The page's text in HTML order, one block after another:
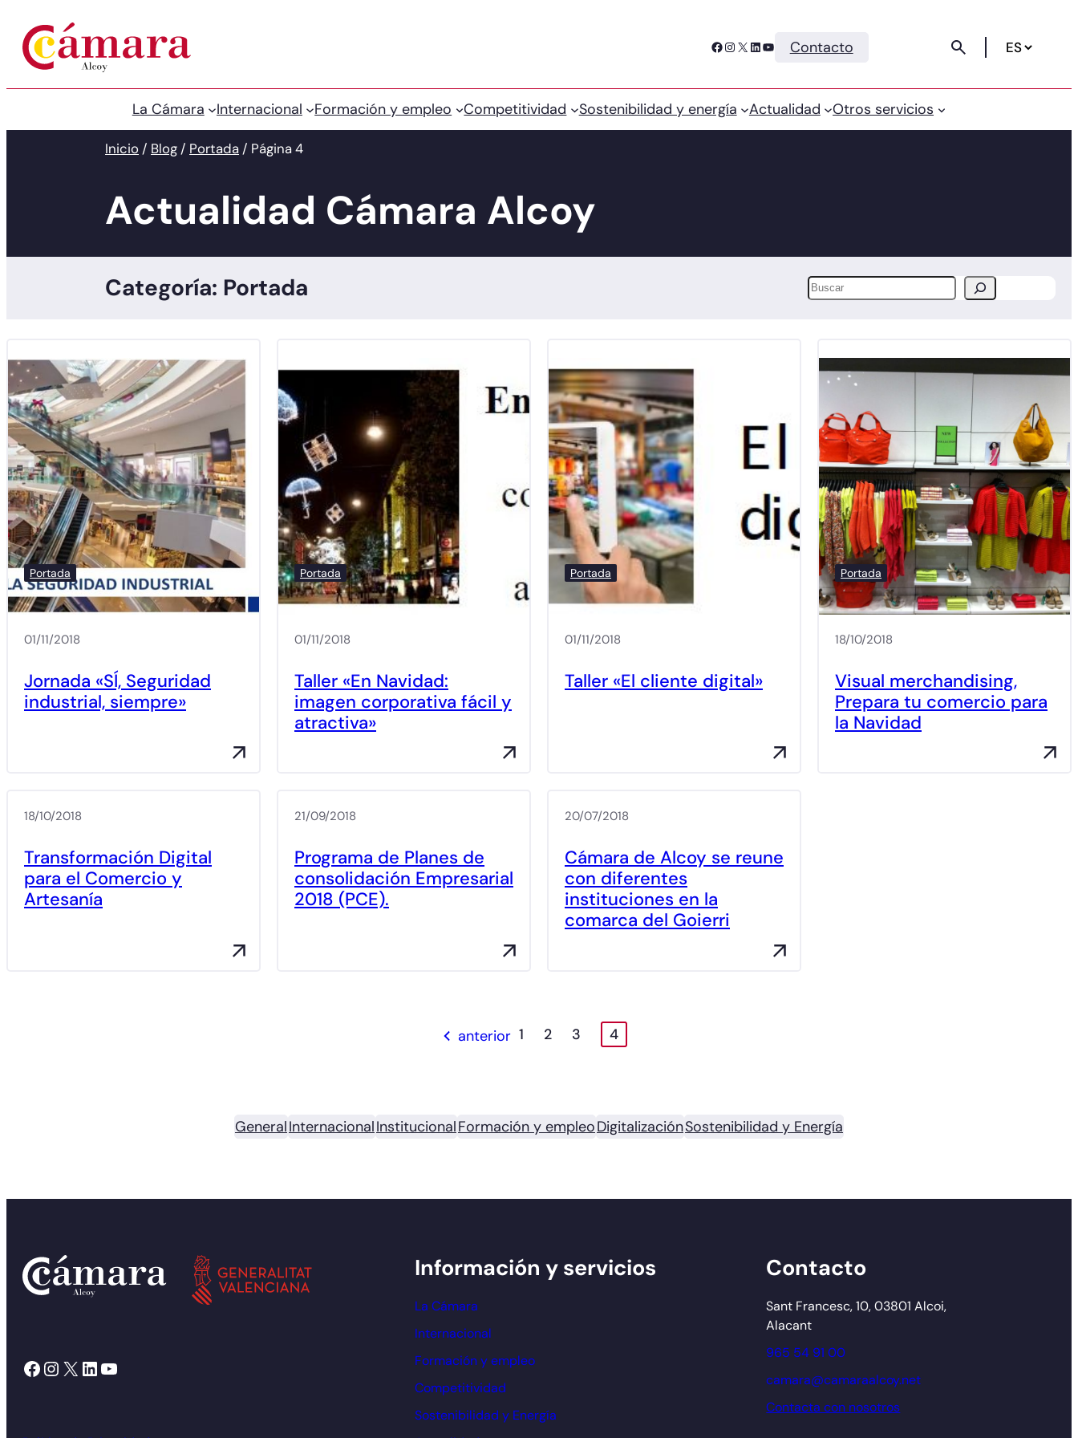
Facebook Instagram X LinkedIn YouTube Contacto
La Cámara Internacional Formación y empleo Competitividad Sostenibilidad y energía Actualidad Otros servicios
Inicio / Blog / Portada / Página 4
Actualidad Cámara Alcoy
Categoría: Portada Buscar
Portada
01/11/2018
Jornada «SÍ, Seguridad
industrial, siempre»
Portada
01/11/2018
Taller «En Navidad:
imagen corporativa fácil y
atractiva»
Portada
01/11/2018
Taller «El cliente digital»
Portada
18/10/2018
Visual merchandising,
Prepara tu comercio para
la Navidad
18/10/2018
Transformación Digital
para el Comercio y
Artesanía
21/09/2018
Programa de Planes de
consolidación Empresarial
2018 (PCE).
Entradas
20/07/2018
Cámara de Alcoy se reune
con diferentes
instituciones en la
comarca del Goierri
anterior 1 2 3 4
GeneralInternacionalInstitucionalFormación y empleoDigitalizaciónSostenibilidad y Energía
Facebook Instagram X LinkedIn YouTube
Información y servicios
La Cámara
Internacional
Formación y empleo
Competitividad
Sostenibilidad y Energía
Contacto
Sant Francesc, 10, 03801 Alcoi,
Alacant
965 54 91 00
camara@camaraalcoy.net
Contacta con nosotros